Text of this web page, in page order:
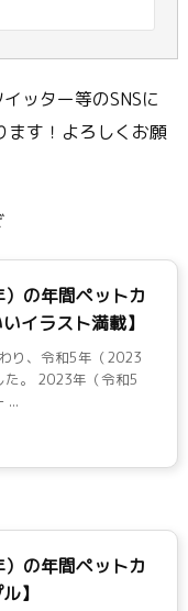
ッター等のSNSに
ます！よろしくお願
の年間ペットカ
イラスト満載】
り、令和5年（2023
た。 2023年（令和5
...
の年間ペットカ
】